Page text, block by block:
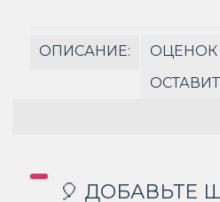
ОПИСАНИЕ:
ОЦЕНОК
🎈 ДОБАВЬТЕ